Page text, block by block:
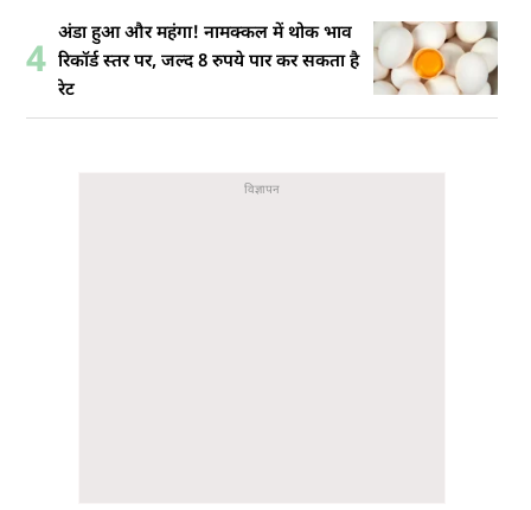
4
अंडा हुआ और महंगा! नामक्कल में थोक भाव
रिकॉर्ड स्तर पर, जल्द 8 रुपये पार कर सकता है
रेट